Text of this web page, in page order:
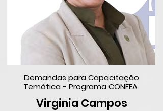
Demandas para Capacitação
Temática - Programa CONFEA
Virginia Campos